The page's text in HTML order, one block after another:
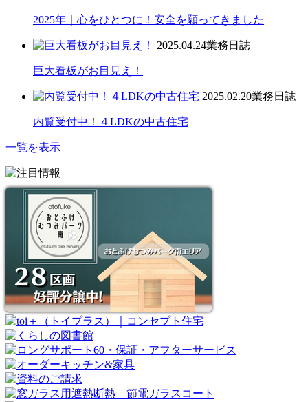
2025年｜心をひとつに！安全を願ってきました
2025.04.24業務日誌
巨大看板がお目見え！
2025.02.20業務日誌
内覧受付中！４LDKの中古住宅
一覧を表示